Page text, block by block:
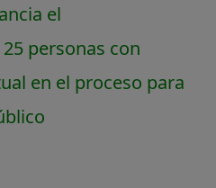
el
personas con
en el proceso para